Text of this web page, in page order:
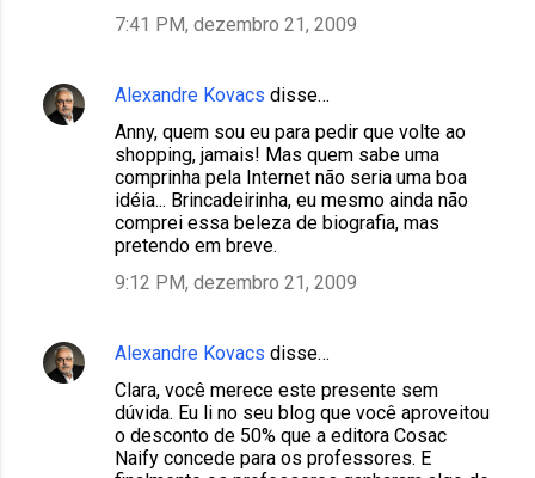
7:41 PM, dezembro 21, 2009
Alexandre Kovacs disse…
Anny, quem sou eu para pedir que volte ao
shopping, jamais! Mas quem sabe uma
comprinha pela Internet não seria uma boa
idéia... Brincadeirinha, eu mesmo ainda não
comprei essa beleza de biografia, mas
pretendo em breve.
9:12 PM, dezembro 21, 2009
Alexandre Kovacs disse…
Clara, você merece este presente sem
dúvida. Eu li no seu blog que você aproveitou
o desconto de 50% que a editora Cosac
Naify concede para os professores. E